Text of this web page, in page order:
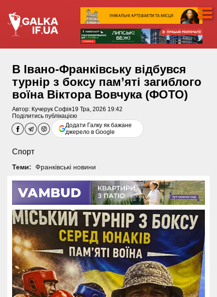
В Івано-Франківську відбувся
турнір з боксу пам’яті загиблого
воїна Віктора Вовчука (ФОТО)
Автор: Кучерук Софія19 Тра, 2026 19:42
Поділитись публікацією
Додати Галку як бажане
джерело в Google
Спорт
Теми: Франківські новини